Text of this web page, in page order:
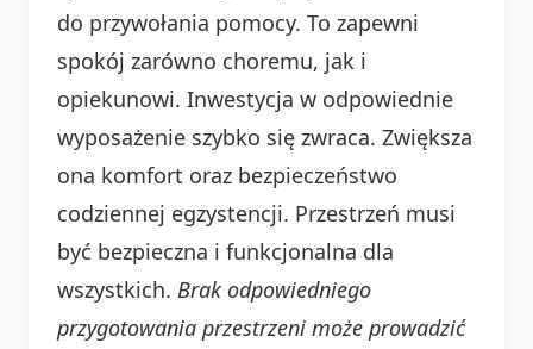
do przywołania pomocy. To zapewni
spokój zarówno choremu, jak i
opiekunowi. Inwestycja w odpowiednie
wyposażenie szybko się zwraca. Zwiększa
ona komfort oraz bezpieczeństwo
codziennej egzystencji. Przestrzeń musi
być bezpieczna i funkcjonalna dla
wszystkich. Brak odpowiedniego
przygotowania przestrzeni może prowadzić